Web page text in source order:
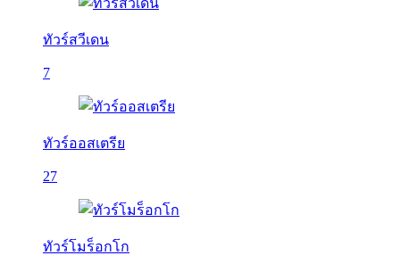
ทัวร์สวีเดน
7
ทัวร์ออสเตรีย
27
ทัวร์โมร็อกโก